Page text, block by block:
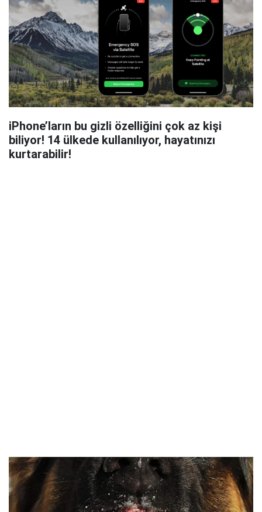
iPhone’ların bu gizli özelliğini çok az kişi
biliyor! 14 ülkede kullanılıyor, hayatınızı
kurtarabilir!